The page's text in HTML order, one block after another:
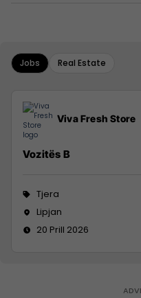
Jobs Real Estate
Viva Fresh Store
Vozitës B
Tjera
Lipjan
20 Prill 2026